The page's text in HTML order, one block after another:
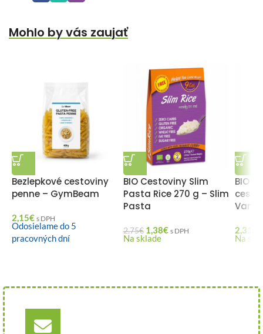
Mohlo by vás zaujať
Bezlepkové cestoviny
penne – GymBeam
2,15€ s DPH
Odosielame do 5
pracovných dní
BIO Cestoviny Slim
Pasta Rice 270 g – Slim
Pasta
2,75€ 1,38€ s DPH
Na sklade
BIO
2,31
Na